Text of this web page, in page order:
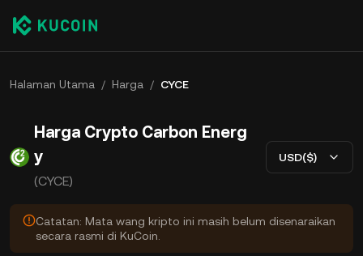
Halaman Utama / Harga / CYCE
Harga Crypto Carbon Energ
y
(CYCE)
USD($)
Catatan: Mata wang kripto ini masih belum disenaraikan
secara rasmi di KuCoin.